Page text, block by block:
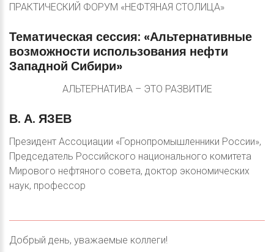
ПРАКТИЧЕСКИЙ ФОРУМ «НЕФТЯНАЯ СТОЛИЦА»
Тематическая сессия: «Альтернативные
возможности использования нефти
Западной Сибири»
АЛЬТЕРНАТИВА – ЭТО РАЗВИТИЕ
В. А. ЯЗЕВ
Президент Ассоциации «Горнопромышленники России»,
Председатель Российского национального комитета
Мирового нефтяного совета, доктор экономических
наук, профессор
Добрый день, уважаемые коллеги!